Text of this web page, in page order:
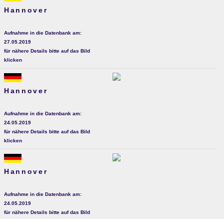
Hannover
Aufnahme in die Datenbank am:
27.05.2019
für nähere Details bitte auf das Bild
klicken
Hannover
Aufnahme in die Datenbank am:
24.05.2019
für nähere Details bitte auf das Bild
klicken
Hannover
Aufnahme in die Datenbank am:
24.05.2019
für nähere Details bitte auf das Bild